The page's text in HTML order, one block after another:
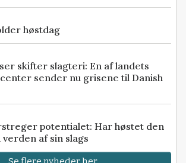
høstdag
skifter slagteri: En af landets
sender nu grisene til Danish
potentialet: Har høstet den
af sin slags